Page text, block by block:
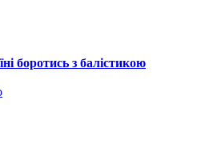
боротись з балістикою